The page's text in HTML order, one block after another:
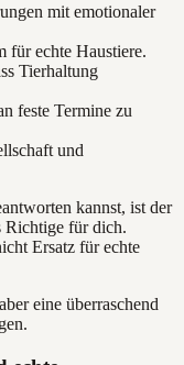
mit emotionaler
echte Haustiere.
Tierhaltung
feste Termine zu
und
kannst, ist der
Richtige für dich.
Ersatz für echte
eine überraschend